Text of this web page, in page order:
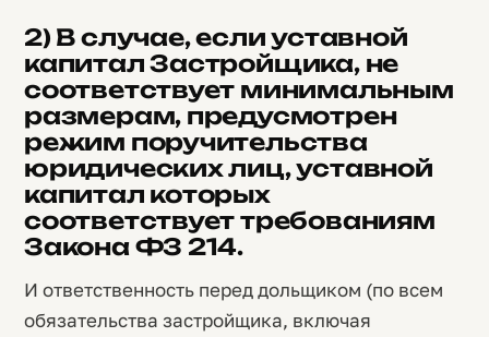
2) В случае, если уставной
капитал Застройщика, не
соответствует минимальным
размерам, предусмотрен
режим поручительства
юридических лиц, уставной
капитал которых
соответствует требованиям
Закона ФЗ 214.
И ответственность перед дольщиком (по всем
обязательства застройщика, включая